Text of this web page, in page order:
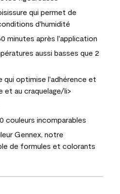
qui permet de
d'humidité
minutes après l'application
aussi basses que 2
qui optimise l'adhérence et
et au craquelage/li>
couleurs incomparables
Gennex, notre
de formules et colorants